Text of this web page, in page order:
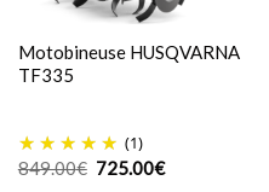
Motobineuse HUSQVARNA
TF335
(1)
849.00€ Le
prix
725.00€Le
prix